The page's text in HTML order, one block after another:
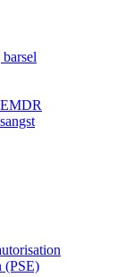
(PSE)